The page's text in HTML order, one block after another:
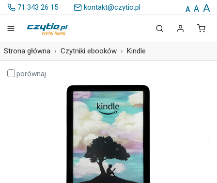
71 343 26 15 kontakt@czytio.pl A A A
Strona główna Czytniki ebooków Kindle
porównaj